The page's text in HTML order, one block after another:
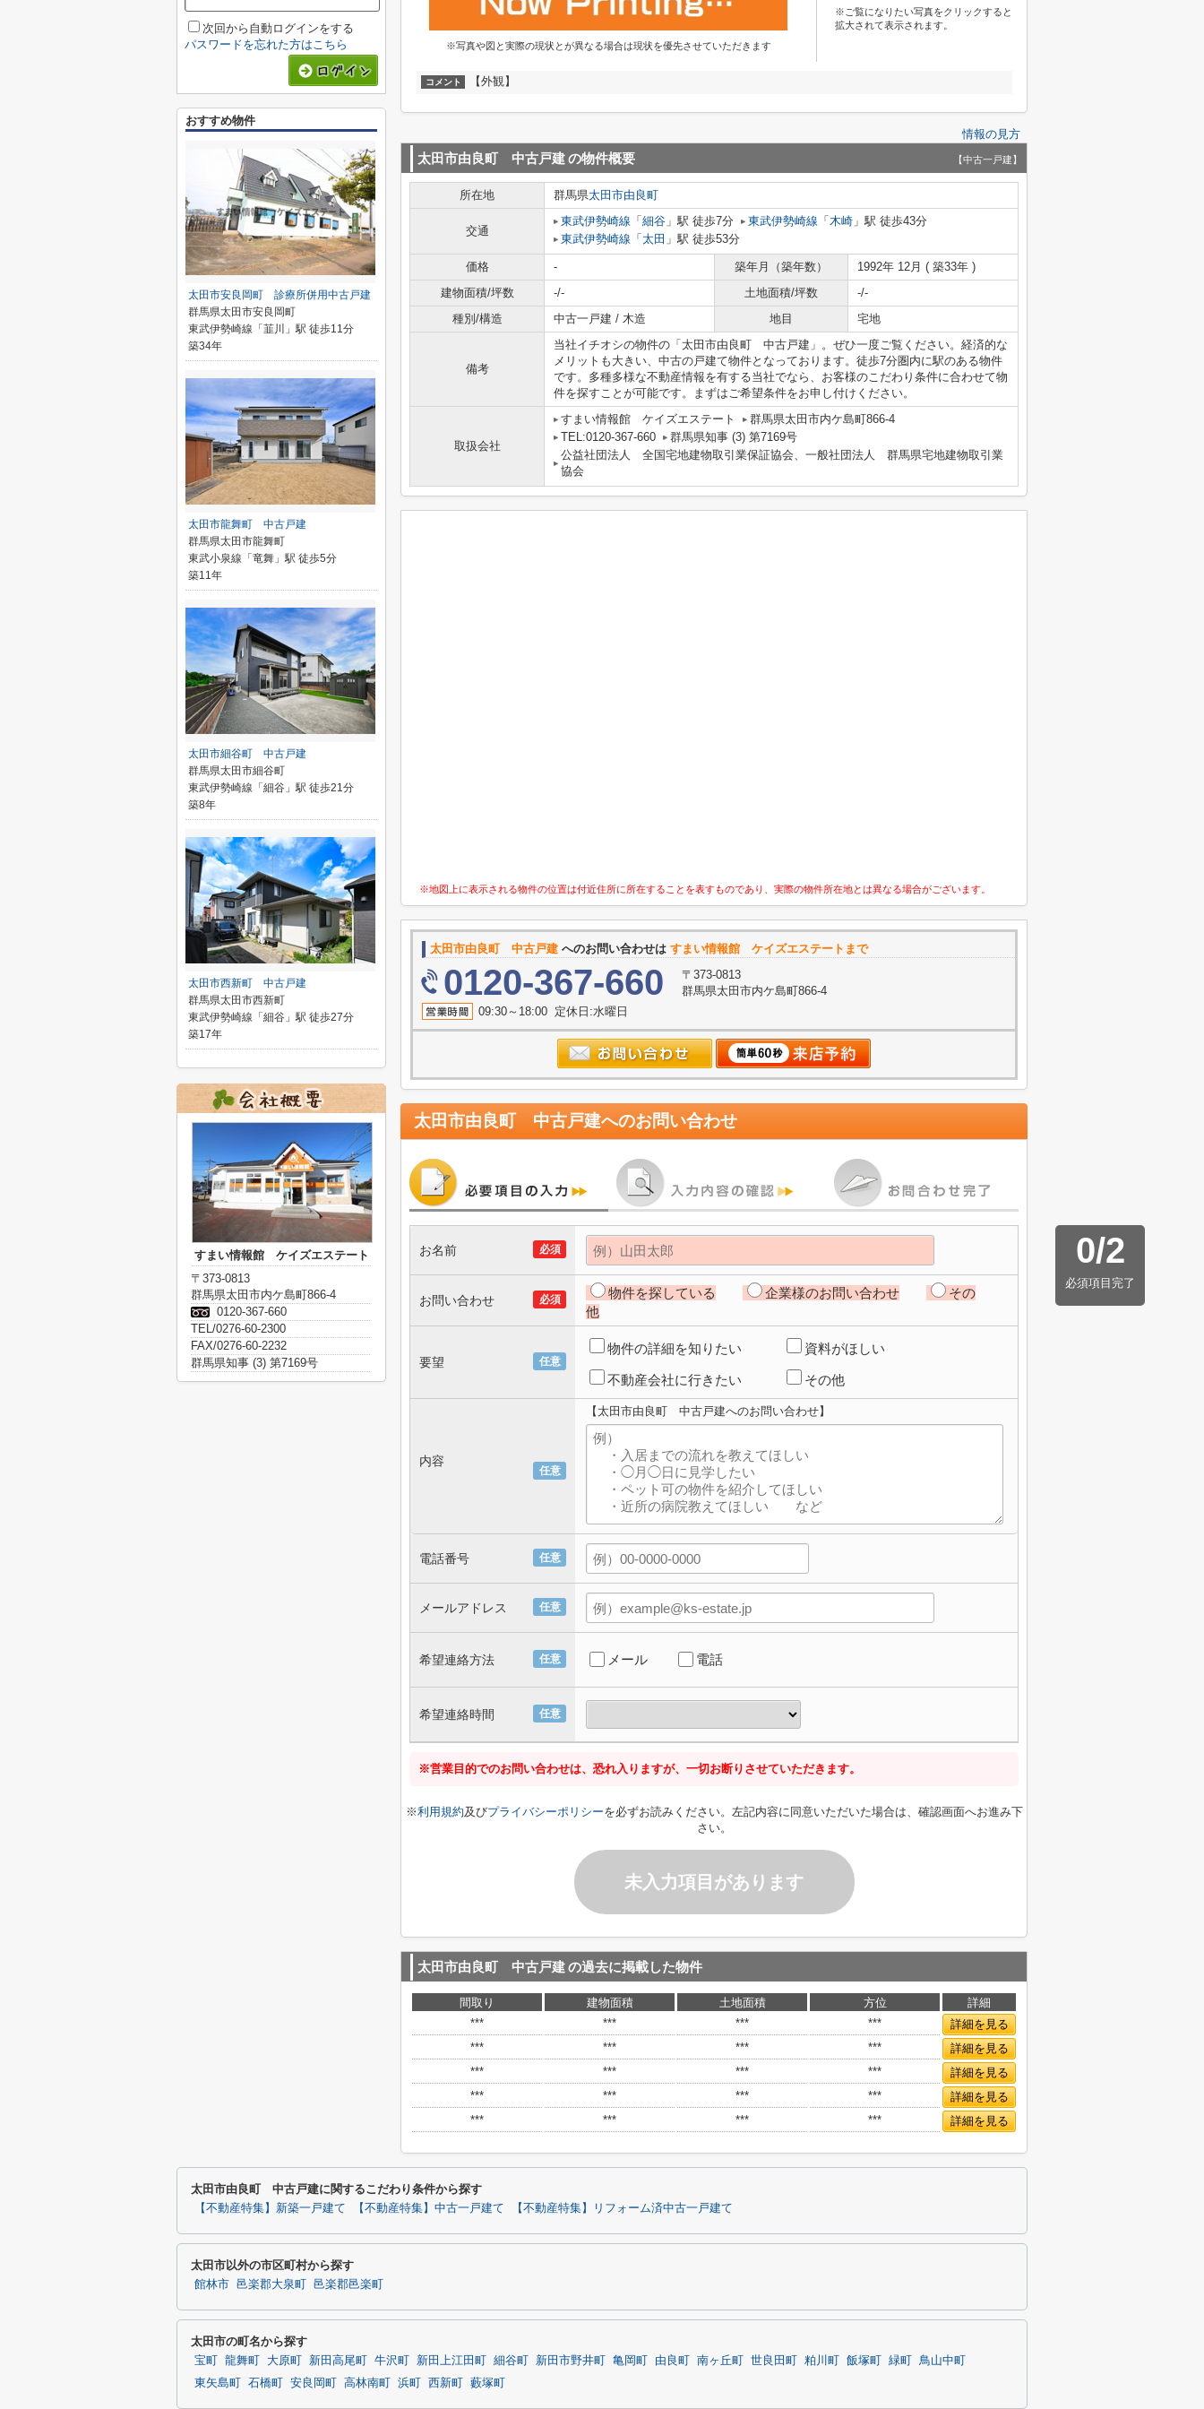
※写真や図と実際の現状とが異なる場合は現状を優先させていただきます
※ご覧になりたい写真をクリックすると
拡大されて表示されます。
コメント 【外観】
情報の見方
太田市由良町 中古戸建の物件概要 【中古一戸建】
所在地 群馬県太田市由良町
交通
東武伊勢崎線 「 細谷 」駅 徒歩7分 東武伊勢崎線 「 木崎 」駅 徒歩43分
東武伊勢崎線 「 太田 」駅 徒歩53分
価格 - 築年月（築年数）
1992年 12月 ( 築33年 )
建物面積/坪数
-/- 土地面積/坪数
-/-
種別/構造
中古一戸建 / 木造 地目 宅地
備考
当社イチオシの物件の「太田市由良町 中古戸建」。ぜひ一度ご覧ください。経済的な
メリットも大きい、中古の戸建て物件となっております。徒歩7分圏内に駅のある物件
です。多種多様な不動産情報を有する当社でなら、お客様のこだわり条件に合わせて物
件を探すことが可能です。まずはご希望条件をお申し付けください。
取扱会社
すまい情報館 ケイズエステート
群馬県太田市内ケ島町866-4
TEL:0120-367-660
群馬県知事 (3) 第7169号
公益社団法人 全国宅地建物取引業保証協会、一般社団法人 群馬県宅地建物取引業
協会
※地図上に表示される物件の位置は付近住所に所在することを表すものであり、実際の物件所在地とは異なる場合がございます。
太田市由良町 中古戸建 へのお問い合わせは すまい情報館 ケイズエステートまで
0120-367-660
〒373-0813
群馬県太田市内ケ島町866-4
09:30～18:00 定休日:水曜日
太田市由良町 中古戸建へのお問い合わせ
0/2
必須項目完了
必須
お名前
必須
お問い合わせ 物件を探している 企業様のお問い合わせ
その
他
任意
要望
物件の詳細を知りたい 資料がほしい
不動産会社に行きたい その他
任意
内容
【太田市由良町 中古戸建へのお問い合わせ】
任意
電話番号
任意
メールアドレス
任意
希望連絡方法 メール 電話
任意
希望連絡時間
※営業目的でのお問い合わせは、恐れ入りますが、一切お断りさせていただきます。
※利用規約及びプライバシーポリシーを必ずお読みください。左記内容に同意いただいた場合は、確認画面へお進み下
さい。
未入力項目があります
太田市由良町 中古戸建の過去に掲載した物件
間取り 建物面積 土地面積 方位
詳細
***
*** *** ***
詳細を見る
***
*** *** ***
詳細を見る
***
*** *** ***
詳細を見る
***
*** *** ***
詳細を見る
***
*** *** *** 詳細を見る
次回から自動ログインをする
パスワードを忘れた方はこちら
おすすめ物件
太田市安良岡町 診療所併用中古戸建
群馬県太田市安良岡町
東武伊勢崎線「韮川」駅 徒歩11分
築34年
太田市龍舞町 中古戸建
群馬県太田市龍舞町
東武小泉線「竜舞」駅 徒歩5分
築11年
太田市細谷町 中古戸建
群馬県太田市細谷町
東武伊勢崎線「細谷」駅 徒歩21分
築8年
太田市西新町 中古戸建
群馬県太田市西新町
東武伊勢崎線「細谷」駅 徒歩27分
築17年
すまい情報館 ケイズエステート
〒373-0813
群馬県太田市内ケ島町866-4
0120-367-660
TEL/0276-60-2300
FAX/0276-60-2232
群馬県知事 (3) 第7169号
太田市由良町 中古戸建に関するこだわり条件から探す
【不動産特集】新築一戸建て 【不動産特集】中古一戸建て 【不動産特集】リフォーム済中古一戸建て
太田市以外の市区町村から探す
館林市 邑楽郡大泉町 邑楽郡邑楽町
太田市の町名から探す
宝町 龍舞町 大原町 新田高尾町 牛沢町 新田上江田町 細谷町 新田市野井町 亀岡町 由良町 南ヶ丘町 世良田町 粕川町 飯塚町 緑町
鳥山中町
東矢島町
石橋町 安良岡町 高林南町 浜町 西新町 藪塚町